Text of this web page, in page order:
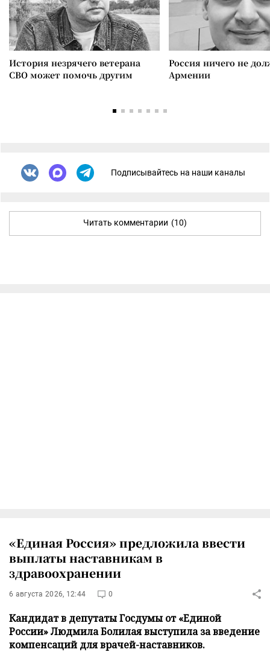
История незрячего ветерана
СВО может помочь другим
Россия ничего не
Армении
Подписывайтесь на наши каналы
Читать комментарии (10)
«Единая Россия» предложила ввести
выплаты наставникам в
здравоохранении
6 августа 2026, 12:44 0
Кандидат в депутаты Госдумы от «Единой
России» Людмила Болилая выступила за введение
компенсаций для врачей-наставников.